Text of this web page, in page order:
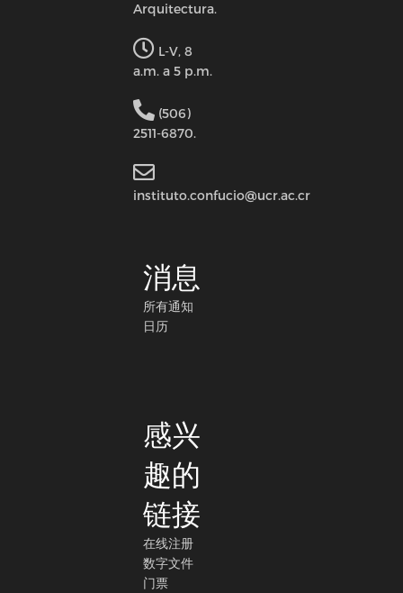
Arquitectura.
L-V, 8
a.m. a 5 p.m.
(506)
2511-6870.
instituto.confucio@ucr.ac.cr
消息
所有通知
日历
感兴
趣的
链接
在线注册
数字文件
门票